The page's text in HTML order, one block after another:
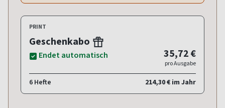
PRINT
Geschenkabo
Endet automatisch 35,72 €
pro Ausgabe
6 Hefte 214,30 € im Jahr